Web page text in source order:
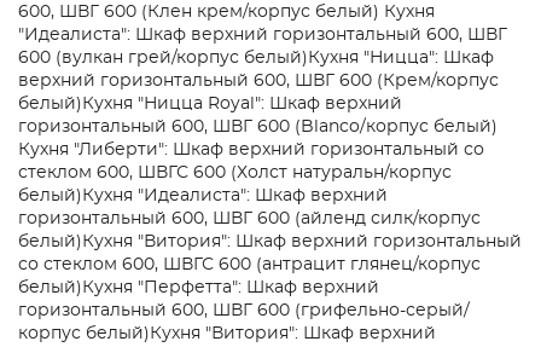
600, ШВГ 600 (Клен крем/корпус белый) Кухня
"Идеалиста": Шкаф верхний горизонтальный 600, ШВГ
600 (вулкан грей/корпус белый) Кухня "Ницца": Шкаф
верхний горизонтальный 600, ШВГ 600 (Крем/корпус
белый) Кухня "Ницца Royal": Шкаф верхний
горизонтальный 600, ШВГ 600 (Blanco/корпус белый)
Кухня "Либерти": Шкаф верхний горизонтальный со
стеклом 600, ШВГС 600 (Холст натуральн/корпус
белый) Кухня "Идеалиста": Шкаф верхний
горизонтальный 600, ШВГ 600 (айленд силк/корпус
белый) Кухня "Витория": Шкаф верхний горизонтальный
со стеклом 600, ШВГС 600 (антрацит глянец/корпус
белый) Кухня "Перфетта": Шкаф верхний
горизонтальный 600, ШВГ 600 (грифельно-серый/
корпус белый) Кухня "Витория": Шкаф верхний